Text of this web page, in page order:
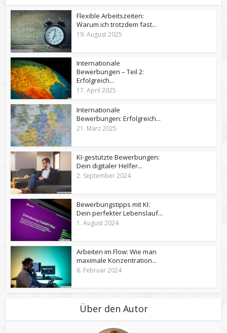
Flexible Arbeitszeiten:
Warum ich trotzdem fast...
19. August 2025
Internationale
Bewerbungen – Teil 2:
Erfolgreich...
17. April 2025
Internationale
Bewerbungen: Erfolgreich...
21. März 2025
KI-gestützte Bewerbungen:
Dein digitaler Helfer...
2. September 2024
Bewerbungstipps mit KI:
Dein perfekter Lebenslauf...
1. August 2024
Arbeiten im Flow: Wie man
maximale Konzentration...
8. Februar 2024
Über den Autor